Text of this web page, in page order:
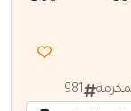
981